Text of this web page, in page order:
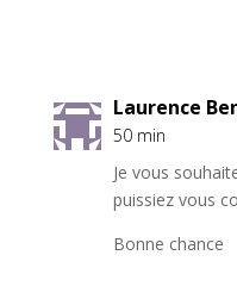
Laurence
50 min
Je vous
puissiez vous
Bonne chance